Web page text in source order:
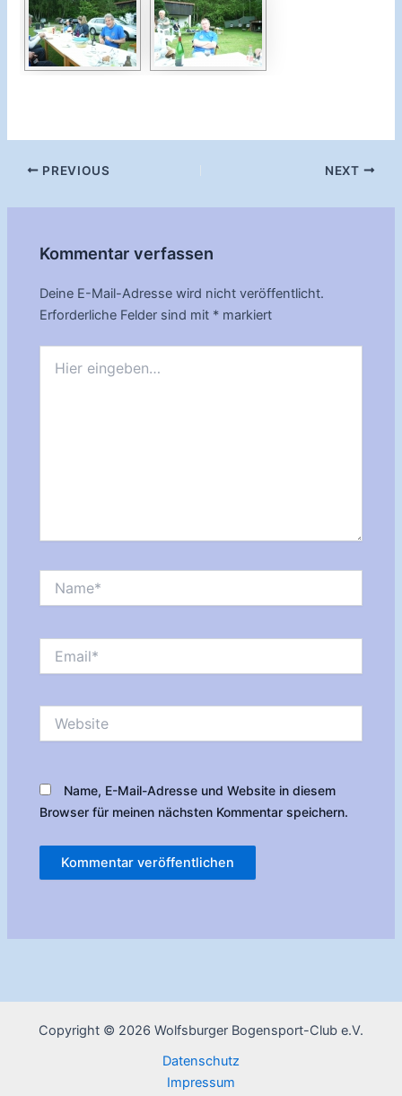
Post
PREVIOUS NEXT
Kommentar verfassen
Deine E-Mail-Adresse wird nicht veröffentlicht.
Erforderliche Felder sind mit * markiert
eingeben…
Name, E-Mail-Adresse und Website in diesem
Browser für meinen nächsten Kommentar speichern.
Copyright © 2026 Wolfsburger Bogensport-Club e.V.
Datenschutz
Impressum